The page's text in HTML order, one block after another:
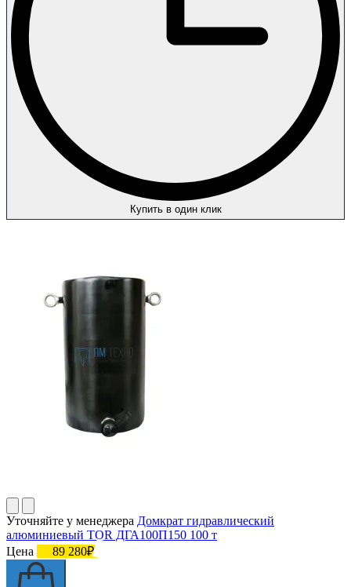
Купить в один клик
Уточняйте у менеджера Домкрат гидравлический
алюминиевый TOR ДГА100П150 100 т
Цена
89 280₽